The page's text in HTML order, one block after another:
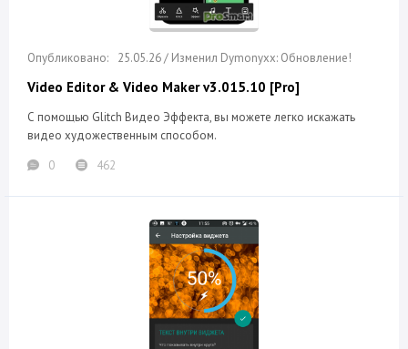
25.05.26 / Изменил Dymonyxx: Обновление!
Video Editor & Video Maker v3.015.10 [Pro]
С помощью Glitch Видео Эффекта, вы можете легко искажать
видео художественным способом.
0
462